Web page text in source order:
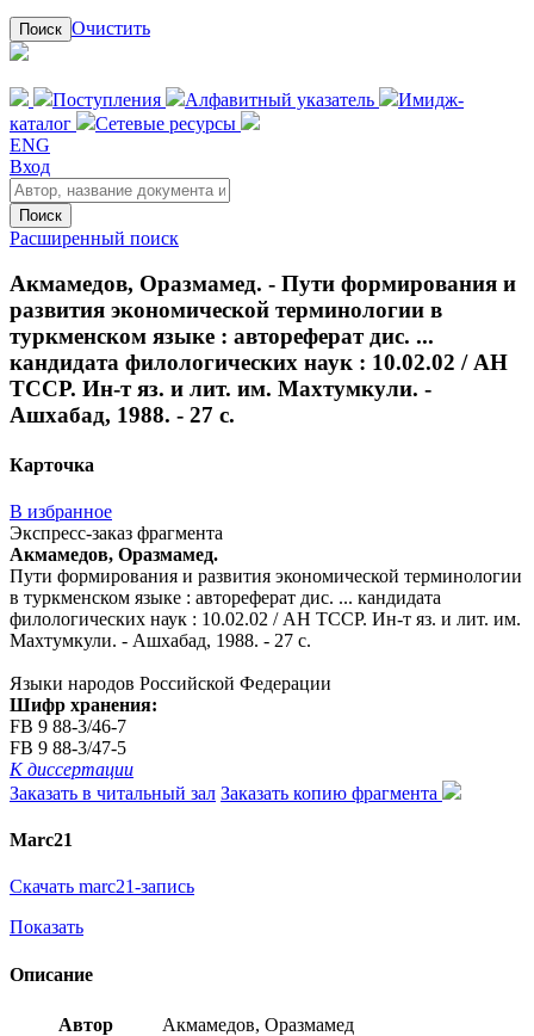
Поиск Очистить
Поступления Алфавитный указатель
Имидж-
каталог
Сетевые ресурсы
ENG
Вход
Поиск
Расширенный поиск
Акмамедов, Оразмамед. - Пути формирования и
развития экономической терминологии в
туркменском языке : автореферат дис. ...
кандидата филологических наук : 10.02.02 / АН
ТССР. Ин-т яз. и лит. им. Махтумкули. -
Ашхабад, 1988. - 27 с.
Карточка
В избранное
Экспресс-заказ фрагмента
Акмамедов, Оразмамед.
Пути формирования и развития экономической терминологии
в туркменском языке : автореферат дис. ... кандидата
филологических наук : 10.02.02 / АН ТССР. Ин-т яз. и лит. им.
Махтумкули. - Ашхабад, 1988. - 27 с.
Языки народов Российской Федерации
Шифр хранения:
FB 9 88-3/46-7
FB 9 88-3/47-5
К диссертации
Заказать в читальный зал Заказать копию фрагмента
Marc21
Скачать marc21-запись
Показать
Описание
Автор Акмамедов, Оразмамед